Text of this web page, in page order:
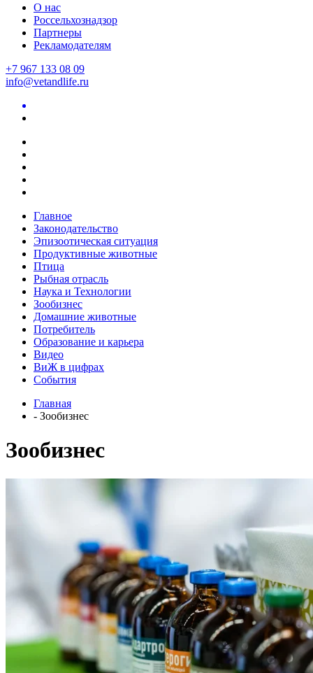
О нас
Россельхознадзор
Партнеры
Рекламодателям
+7 967 133 08 09
info@vetandlife.ru
Главное
Законодательство
Эпизоотическая ситуация
Продуктивные животные
Птица
Рыбная отрасль
Наука и Технологии
Зообизнес
Домашние животные
Потребитель
Образование и карьера
Видео
ВиЖ в цифрах
События
Главная
- Зообизнес
Зообизнес